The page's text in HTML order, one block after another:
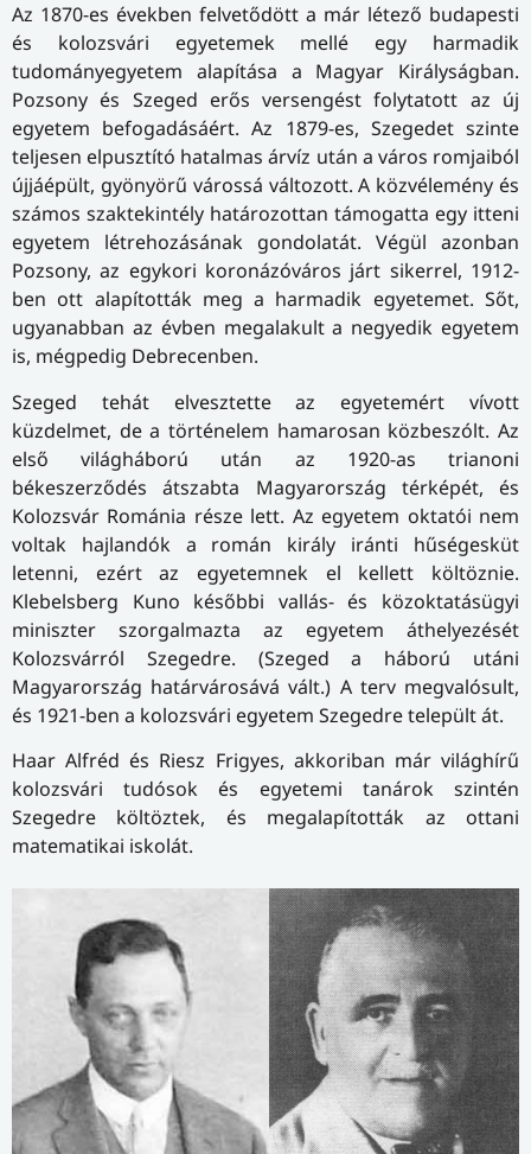
Az 1870-es években felvetődött a már létező budapesti
és kolozsvári egyetemek mellé egy harmadik
tudományegyetem alapítása a Magyar Királyságban.
Pozsony és Szeged erős versengést folytatott az új
egyetem befogadásáért. Az 1879-es, Szegedet szinte
teljesen elpusztító hatalmas árvíz után a város romjaiból
újjáépült, gyönyörű várossá változott. A közvélemény és
számos szaktekintély határozottan támogatta egy itteni
egyetem létrehozásának gondolatát. Végül azonban
Pozsony, az egykori koronázóváros járt sikerrel, 1912-
ben ott alapították meg a harmadik egyetemet. Sőt,
ugyanabban az évben megalakult a negyedik egyetem
is, mégpedig Debrecenben.
Szeged tehát elvesztette az egyetemért vívott
küzdelmet, de a történelem hamarosan közbeszólt. Az
első világháború után az 1920-as trianoni
békeszerződés átszabta Magyarország térképét, és
Kolozsvár Románia része lett. Az egyetem oktatói nem
voltak hajlandók a román király iránti hűségesküt
letenni, ezért az egyetemnek el kellett költöznie.
Klebelsberg Kuno későbbi vallás- és közoktatásügyi
miniszter szorgalmazta az egyetem áthelyezését
Kolozsvárról Szegedre. (Szeged a háború utáni
Magyarország határvárosává vált.) A terv megvalósult,
és 1921-ben a kolozsvári egyetem Szegedre települt át.
Haar Alfréd és Riesz Frigyes, akkoriban már világhírű
kolozsvári tudósok és egyetemi tanárok szintén
Szegedre költöztek, és megalapították az ottani
matematikai iskolát.